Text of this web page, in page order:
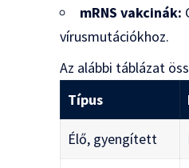
mRNS vakcinák:
vírusmutációkhoz.
Az alábbi táblázat
Típus
Élő, gyengített